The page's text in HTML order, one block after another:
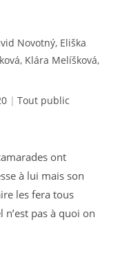
Novotný, Eliška
Klára Melíšková,
Tout public
ont
à lui mais son
les fera tous
pas à quoi on